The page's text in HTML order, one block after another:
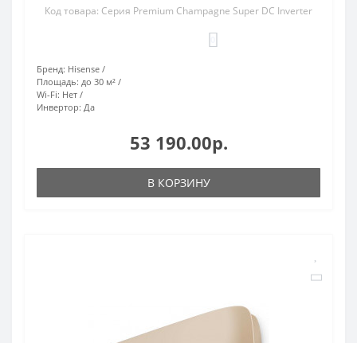
Код товара: Серия Premium Champagne Super DC Inverter
Бренд: Hisense
Площадь: до 30 м²
Wi-Fi: Нет
Инвертор: Да
53 190.00р.
В КОРЗИНУ